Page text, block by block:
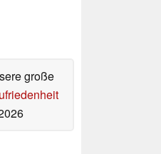
große